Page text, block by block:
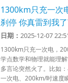
1300km只充一次
刹停 你真雷到我
日期：2025-12-07
1300km只充一次电，
学点数学和物理就能理
多言论突然火了。比如
一次电、200km/时速度